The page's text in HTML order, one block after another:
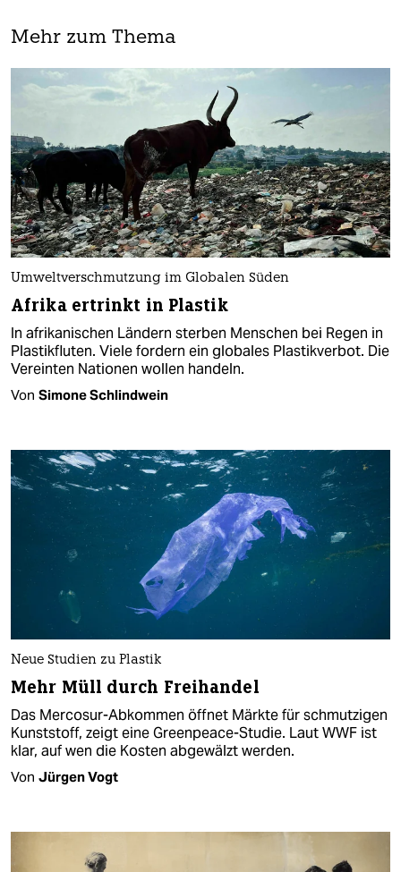
Mehr zum Thema
Umweltverschmutzung im Globalen Süden
Afrika ertrinkt in Plastik
In afrikanischen Ländern sterben Menschen bei Regen in
Plastikfluten. Viele fordern ein globales Plastikverbot. Die
Vereinten Nationen wollen handeln.
Von Simone Schlindwein
Neue Studien zu Plastik
Mehr Müll durch Freihandel
Das Mercosur-Abkommen öffnet Märkte für schmutzigen
Kunststoff, zeigt eine Greenpeace-Studie. Laut WWF ist
klar, auf wen die Kosten abgewälzt werden.
Von Jürgen Vogt